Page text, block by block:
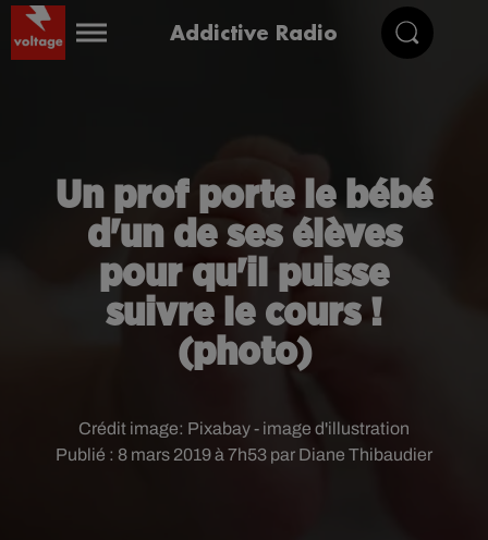
Addictive Radio
Un prof porte le bébé
d'un de ses élèves
pour qu'il puisse
suivre le cours !
(photo)
Publié : 8 mars 2019 à 7h53 par Diane Thibaudier
Crédit image: Pixabay - image d'illustration